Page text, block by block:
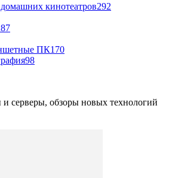
кинотеатров292
ПК170
98
серверы, обзоры новых технологий